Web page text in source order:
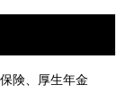
険、厚生年金